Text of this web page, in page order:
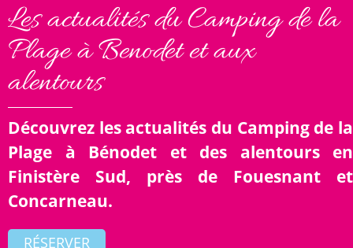
Les actualités du Camping de la
Plage à Benodet et aux
alentours
Découvrez les actualités du Camping de la
Plage à Bénodet et des alentours en
Finistère Sud, près de Fouesnant et
Concarneau.
RÉSERVER